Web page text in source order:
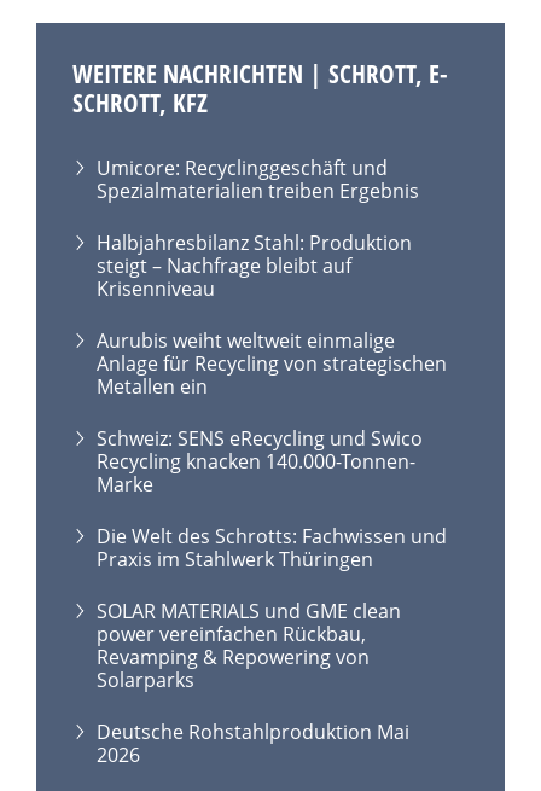
WEITERE NACHRICHTEN | SCHROTT, E-
SCHROTT, KFZ
Umicore: Recyclinggeschäft und
Spezialmaterialien treiben Ergebnis
Halbjahresbilanz Stahl: Produktion
steigt – Nachfrage bleibt auf
Krisenniveau
Aurubis weiht weltweit einmalige
Anlage für Recycling von strategischen
Metallen ein
Schweiz: SENS eRecycling und Swico
Recycling knacken 140.000-Tonnen-
Marke
Die Welt des Schrotts: Fachwissen und
Praxis im Stahlwerk Thüringen
SOLAR MATERIALS und GME clean
power vereinfachen Rückbau,
Revamping & Repowering von
Solarparks
Deutsche Rohstahlproduktion Mai
2026